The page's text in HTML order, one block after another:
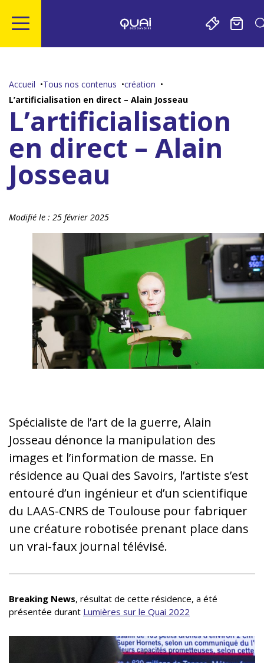
contenu
Accueil Tous nos contenus
création
L’artificialisation en direct – Alain Josseau
L’artificialisation
en direct – Alain
Josseau
Modifié le : 25 février 2025
Spécialiste de l’art de la guerre, Alain
Josseau dénonce la manipulation des
images et l’information de masse. En
résidence au Quai des Savoirs, l’artiste s’est
entouré d’un ingénieur et d’un scientifique
du LAAS-CNRS de Toulouse pour fabriquer
une créature robotisée prenant place dans
un vrai-faux journal télévisé.
Breaking News, résultat de cette résidence, a été
présentée durant Lumières sur le Quai 2022